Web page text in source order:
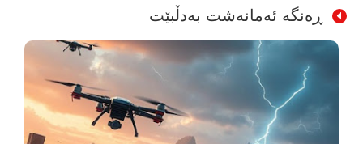
ڕەنگە ئەمانەشت بەدڵبێت